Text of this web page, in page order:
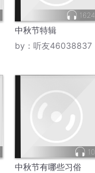
1624
中秋节特辑
by： 听友46038837
10
中秋节有哪些习俗